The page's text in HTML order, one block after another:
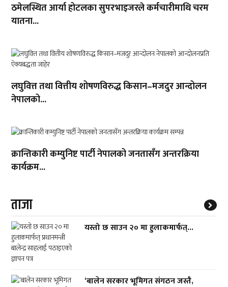
ठमेलस्थित आर्या होटलका सुपरभाइजरले कर्मचारीमाथि चरम
यातना...
लघुवित्त तथा वित्तीय शोषणविरुद्ध किसान–मजदुर आन्दोलन
नेपालको...
क्रान्तिकारी कम्युनिष्ट पार्टी नेपालको जनतासँग अन्तरक्रिया
कार्यक्रम...
ताजा
यस्तो छ साउन २० मा हुलाकमार्फत्...
‘बालेन सरकार भूमिगत संगठन जस्तै,